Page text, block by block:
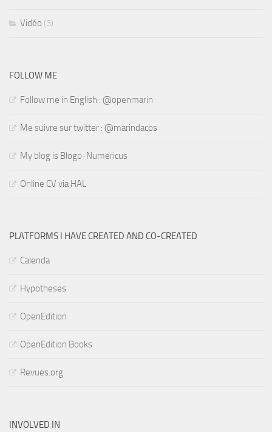
Vidéo (3)
FOLLOW ME
Follow me in English : @openmarin
Me suivre sur twitter : @marindacos
My blog is Blogo-Numericus
Online CV via HAL
PLATFORMS I HAVE CREATED AND CO-CREATED
Calenda
Hypotheses
OpenEdition
OpenEdition Books
Revues.org
INVOLVED IN